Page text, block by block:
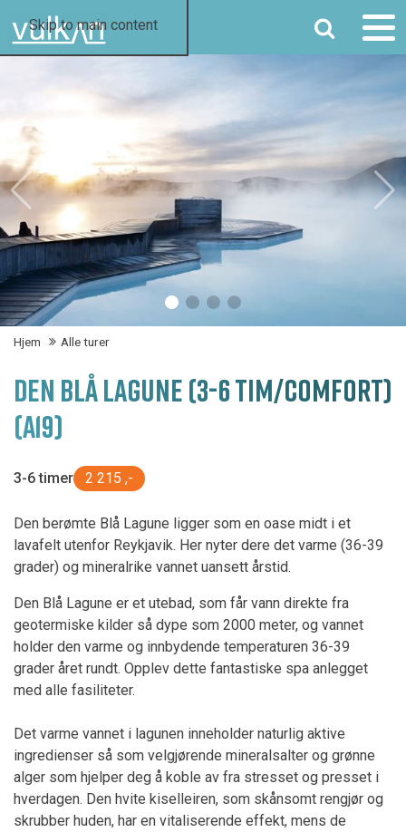
Skip to main content SØK
Hjem Alle turer
DEN BLÅ LAGUNE (3-6 TIM/COMFORT)
(A19)
3-6 timer 2 215 ,-
Den berømte Blå Lagune ligger som en oase midt i et
lavafelt utenfor Reykjavik. Her nyter dere det varme (36-39
grader) og mineralrike vannet uansett årstid.
Den Blå Lagune er et utebad, som får vann direkte fra
geotermiske kilder så dype som 2000 meter, og vannet
holder den varme og innbydende temperaturen 36-39
grader året rundt. Opplev dette fantastiske spa anlegget
med alle fasiliteter.
Det varme vannet i lagunen inneholder naturlig aktive
ingredienser så som velgjørende mineralsalter og grønne
alger som hjelper deg å koble av fra stresset og presset i
hverdagen. Den hvite kiselleiren, som skånsomt rengjør og
skrubber huden, har en vitaliserende effekt, mens de